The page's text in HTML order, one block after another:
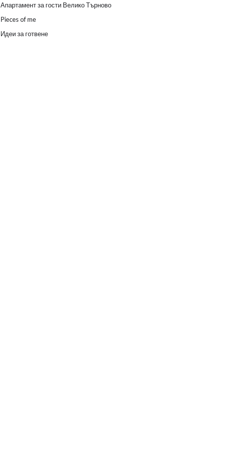
Апартамент за гости Велико Търново
Pieces of me
Идеи за готвене